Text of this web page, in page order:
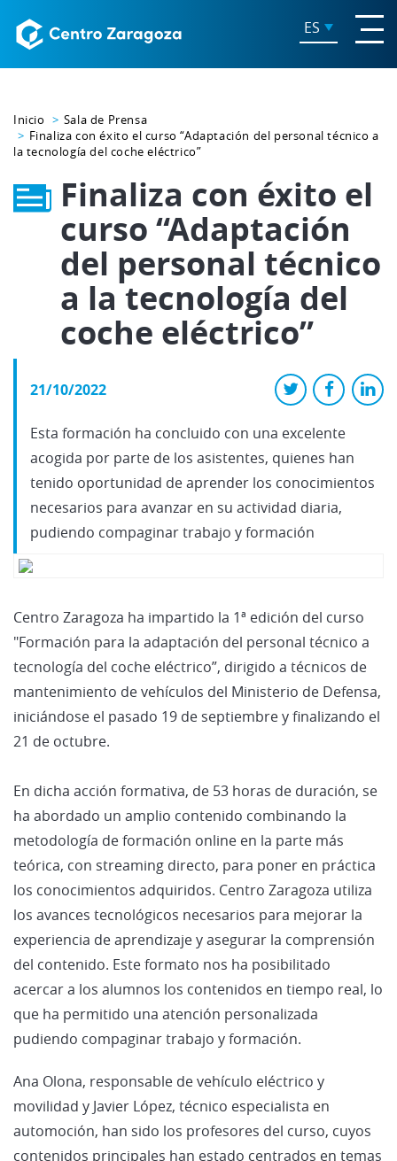
ES
Inicio
Sala de Prensa
Finaliza con éxito el curso “Adaptación del personal técnico a
la tecnología del coche eléctrico”
Finaliza con éxito el
curso “Adaptación
del personal técnico
a la tecnología del
coche eléctrico”
21/10/2022
Esta formación ha concluido con una excelente
acogida por parte de los asistentes, quienes han
tenido oportunidad de aprender los conocimientos
necesarios para avanzar en su actividad diaria,
pudiendo compaginar trabajo y formación
Centro Zaragoza ha impartido la 1ª edición del curso
"Formación para la adaptación del personal técnico a
tecnología del coche eléctrico”, dirigido a técnicos de
mantenimiento de vehículos del Ministerio de Defensa,
iniciándose el pasado 19 de septiembre y finalizando el
21 de octubre.
En dicha acción formativa, de 53 horas de duración, se
ha abordado un amplio contenido combinando la
metodología de formación online en la parte más
teórica, con streaming directo, para poner en práctica
los conocimientos adquiridos. Centro Zaragoza utiliza
los avances tecnológicos necesarios para mejorar la
experiencia de aprendizaje y asegurar la comprensión
del contenido. Este formato nos ha posibilitado
acercar a los alumnos los contenidos en tiempo real, lo
que ha permitido una atención personalizada
pudiendo compaginar trabajo y formación.
Ana Olona, responsable de vehículo eléctrico y
movilidad y Javier López, técnico especialista en
automoción, han sido los profesores del curso, cuyos
contenidos principales han estado centrados en temas